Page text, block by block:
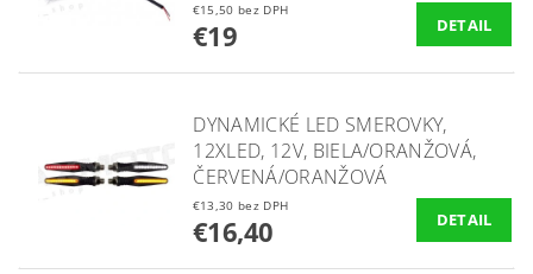
€15,50 bez DPH
€19 DETAIL
DYNAMICKÉ LED SMEROVKY,
12XLED, 12V, BIELA/ORANŽOVÁ,
ČERVENÁ/ORANŽOVÁ
€13,30 bez DPH
€16,40 DETAIL